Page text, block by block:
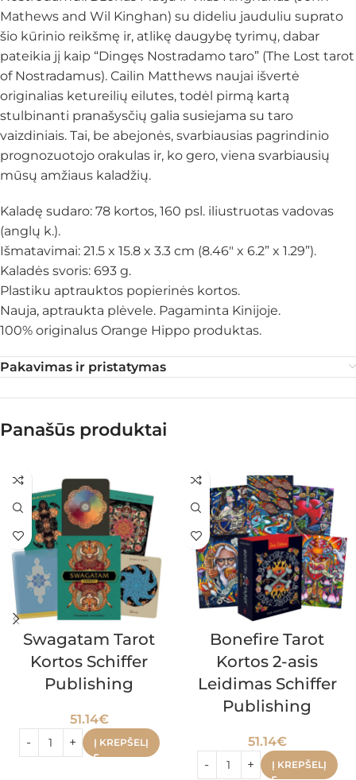
Mathews and Wil Kinghan) su dideliu jauduliu suprato
šio kūrinio reikšmę ir, atlikę daugybę tyrimų, dabar
pateikia jį kaip “Dingęs Nostradamo taro” (The Lost tarot
of Nostradamus). Cailin Matthews naujai išvertė
originalias ketureilių eilutes, todėl pirmą kartą
stulbinanti pranašysčių galia susiejama su taro
vaizdiniais. Tai, be abejonės, svarbiausias pagrindinio
prognozuotojo orakulas ir, ko gero, viena svarbiausių
mūsų amžiaus kaladžių.
Kaladę sudaro: 78 kortos, 160 psl. iliustruotas vadovas
(anglų k.).
Išmatavimai: 21.5 x 15.8 x 3.3 cm (8.46″ x 6.2” x 1.29”).
Kaladės svoris: 693 g.
Plastiku aptrauktos popierinės kortos.
Nauja, aptraukta plėvele. Pagaminta Kinijoje.
100% originalus Orange Hippo produktas.
Pakavimas ir pristatymas
Panašūs produktai
Swagatam Tarot
Kortos Schiffer
Publishing
51.14€
Į KREPŠELĮ
Bonefire Tarot
Kortos 2-asis
Leidimas Schiffer
Publishing
51.14€
Į KREPŠELĮ